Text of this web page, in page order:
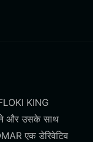
KING
और उसके साथ
एक डेरिवेटिव